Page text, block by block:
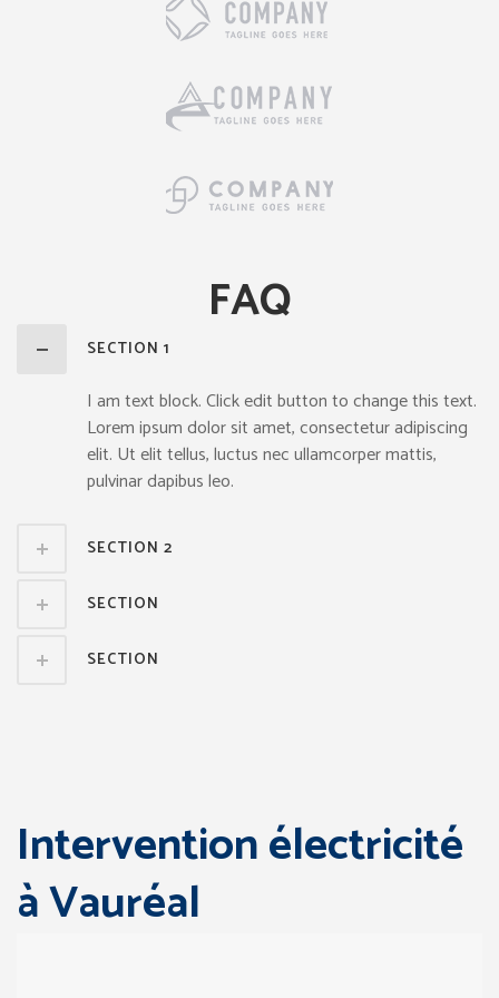
FAQ
SECTION 1
I am text block. Click edit button to change this text.
Lorem ipsum dolor sit amet, consectetur adipiscing
elit. Ut elit tellus, luctus nec ullamcorper mattis,
pulvinar dapibus leo.
SECTION 2
SECTION
SECTION
Intervention électricité
à Vauréal